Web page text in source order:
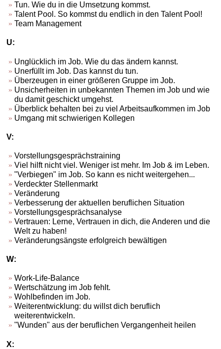
Tun. Wie du in die Umsetzung kommst.
Talent Pool. So kommst du endlich in den Talent Pool!
Team Management
U:
Unglücklich im Job. Wie du das ändern kannst.
Unerfüllt im Job. Das kannst du tun.
Überzeugen in einer größeren Gruppe im Job.
Unsicherheiten in unbekannten Themen im Job und wie
du damit geschickt umgehst.
Überblick behalten bei zu viel Arbeitsaufkommen im Job
Umgang mit schwierigen Kollegen
V:
Vorstellungsgesprächstraining
Viel hilft nicht viel. Weniger ist mehr. Im Job & im Leben.
"Verbiegen" im Job. So kann es nicht weitergehen...
Verdeckter Stellenmarkt
Veränderung
Verbesserung der aktuellen beruflichen Situation
Vorstellungsgesprächsanalyse
Vertrauen: Lerne, Vertrauen in dich, die Anderen und die
Welt zu haben!
Veränderungsängste erfolgreich bewältigen
W:
Work-Life-Balance
Wertschätzung im Job fehlt.
Wohlbefinden im Job.
Weiterentwicklung: du willst dich beruflich
weiterentwickeln.
"Wunden" aus der beruflichen Vergangenheit heilen
X: